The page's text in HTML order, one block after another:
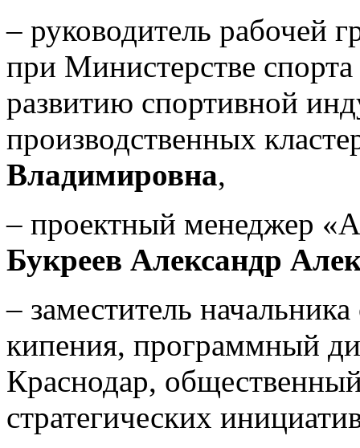
– руководитель рабочей
при Министерстве
развитию спортивной
производственных
Владимировна,
– проектный менеджер
Букреев Александр
– заместитель
кипения, программный
Краснодар,
стратегических